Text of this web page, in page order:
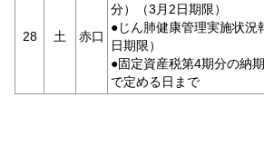
28 土 赤口
分）（3月2日期限）
●じん肺健康管理実施状況
日期限）
●固定資産税第4期分の
で定める日まで